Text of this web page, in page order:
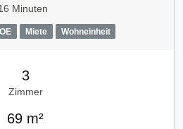
Minuten
Miete Wohneinheit
3
Zimmer
69 m²